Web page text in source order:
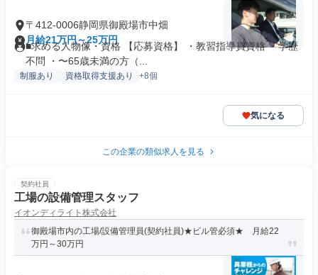
〒412-0006静岡県御殿場市中畑
月給21万円～25万円
■求める人物像・資格 【応募資格】 ・教習指導員資格 ・学歴
不問 ・〜65歳未満の方（...
制服あり 資格取得支援あり +8個
気になる
この企業の類似求人を見る
契約社員
工場の設備管理スタッフ
イオンディライト株式会社
御殿場市内の工場/設備管理員(契約社員)★ビル管必須★ 月給22
万円～30万円